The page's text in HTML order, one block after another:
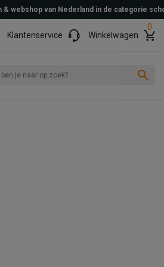
Klantenservice
0
Winkelwagen
& webshop van Nederland in de categorie